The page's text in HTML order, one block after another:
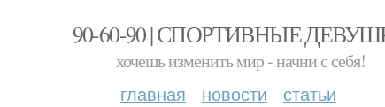
90-60-90 | СПОРТИВНЫЕ
хочешь изменить мир - начни с себя!
главная новости статьи